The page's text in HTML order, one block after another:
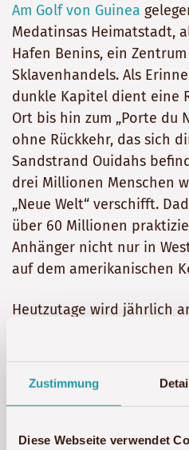
Zustimmung
Diese Webseite verwendet
Am Golf von Guinea
Medatinsas Heimatstadt,
Hafen Benins, ein
Sklavenhandels. Als
dunkle Kapitel dient eine
Ort bis hin zum „Porte du
ohne Rückkehr, das sich
Sandstrand Ouidahs
drei Millionen Menschen
„Neue Welt“ verschifft.
über 60 Millionen
Anhänger nicht nur in
auf dem amerikanischen
Heutzutage wird jährlich
Straßen und am Strand
laute und farbenfrohe
Voodoo ist in Benin eine
Staatsreligion und wird
praktiziert. Rund 10.000